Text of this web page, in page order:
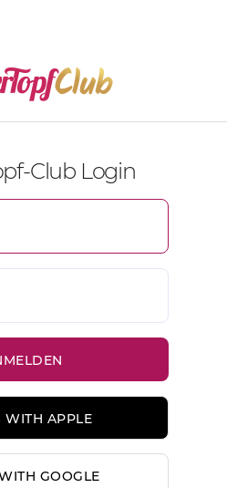
Club Login
WITH APPLE
GOOGLE